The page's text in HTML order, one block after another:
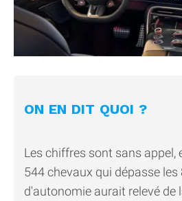
ON EN DIT QUOI ?
Les chiffres sont sans appel,
544 chevaux qui dépasse
d'autonomie aurait relevé de